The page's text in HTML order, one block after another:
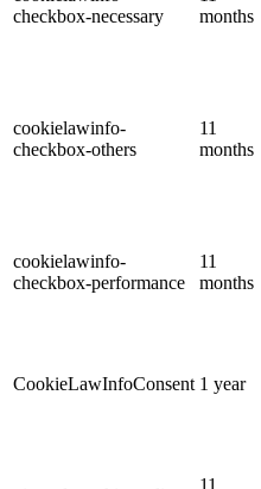
checkbox-necessary
months
cookielawinfo-
checkbox-others
11
months
cookielawinfo-
checkbox-performance
11
months
CookieLawInfoConsent 1 year
11